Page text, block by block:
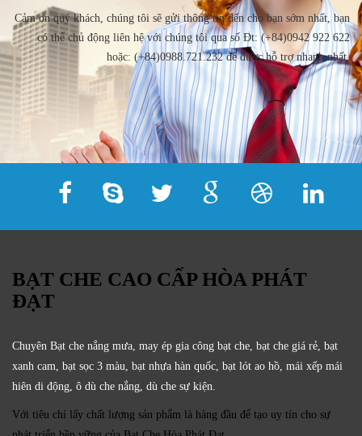
Cảm ơn quý khách, chúng tôi sẽ gửi thông tin đến cho bạn sớm nhất, bạn
có thể chủ động liên hệ với chúng tôi qua số Đt: (+84)0942 922 622
hoặc: (+84)0988.721.232 để được hỗ trợ nhanh nhất.
BẠT CHE CAO CẤP HÒA PHÁT
ĐẠT
Chuyên Bạt che nắng mưa, may ép gia công bạt che, bạt che giá rẻ, bạt
xanh cam, bạt sọc 3 màu, bạt nhựa hàn quốc, bạt lót ao hồ, mái xếp mái
hiên di động, ô dù che nắng, dù che sự kiện.
Với tiêu chí lấy chất lượng sản phẩm là hàng đầu để tạo uy tín cho sự